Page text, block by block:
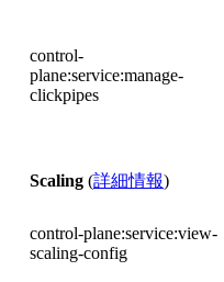
control-
plane:service:manage-
clickpipes
Scaling (詳細情報)
control-plane:service:view-
scaling-config